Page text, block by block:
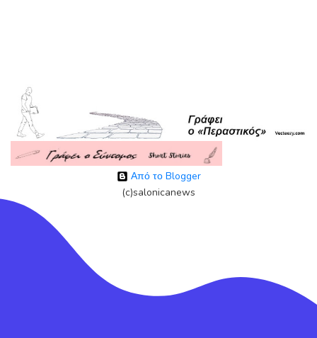
Από το Blogger
(c)salonicanews